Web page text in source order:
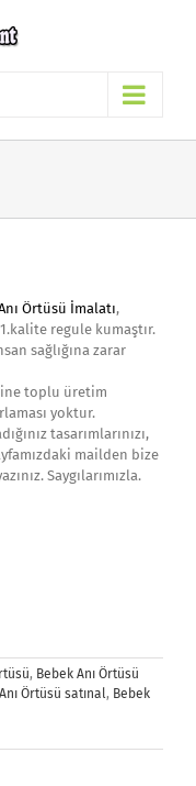
Örtüsü İmalatı,
regule kumaştır.
sağlığına zarar
toplu üretim
yoktur.
tasarımlarınızı,
mailden bize
Saygılarımızla.
, Bebek Anı Örtüsü
Örtüsü satınal, Bebek